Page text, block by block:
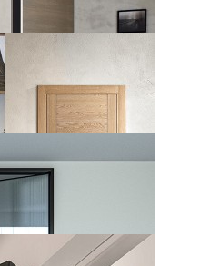
të dyerve të